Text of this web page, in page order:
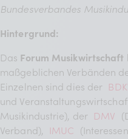
Bundesverbandes
Hintergrund:
Das Forum Musikwirtschaft
maßgeblichen Verbänden
Einzelnen sind dies der
und
Musikindustrie), der DMV
Verband), IMUC